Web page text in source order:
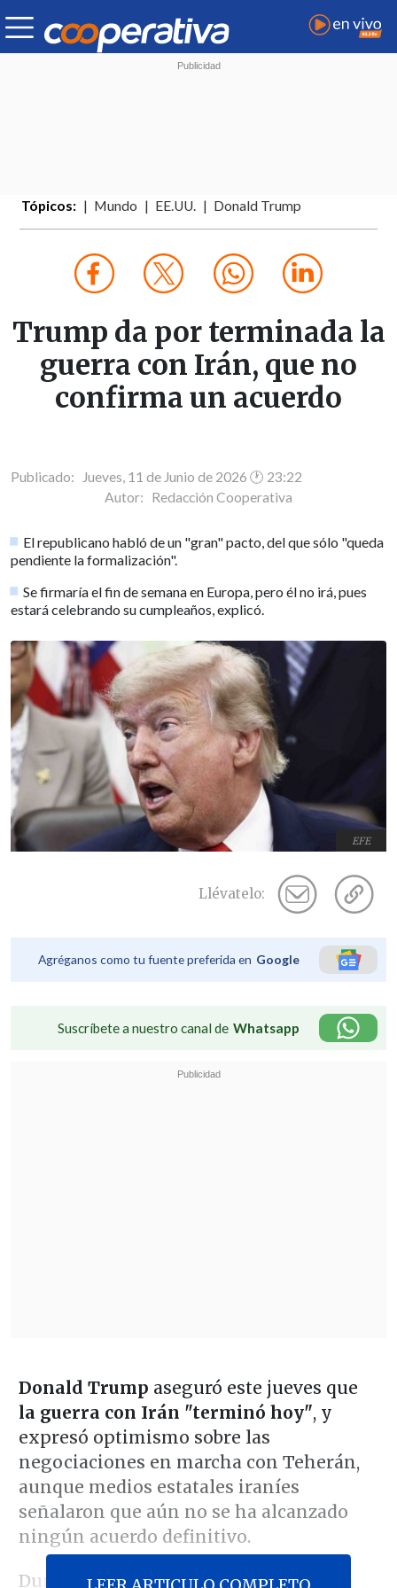
Tópicos: Mundo EE.UU. Donald Trump
Trump da por terminada la
guerra con Irán, que no
confirma un acuerdo
Publicado: Jueves, 11 de Junio de 2026 🕐 23:22
Autor: Redacción Cooperativa
El republicano habló de un "gran" pacto, del que sólo "queda
pendiente la formalización".
Se firmaría el fin de semana en Europa, pero él no irá, pues
estará celebrando su cumpleaños, explicó.
EFE
Llévatelo:
Agréganos como tu fuente preferida en Google
Suscríbete a nuestro canal de Whatsapp
Donald Trump aseguró este jueves que
la guerra con Irán "terminó hoy", y
expresó optimismo sobre las
negociaciones en marcha con Teherán,
aunque medios estatales iraníes
señalaron que aún no se ha alcanzado
ningún acuerdo definitivo.
Durante un acto telemático de apoyo a